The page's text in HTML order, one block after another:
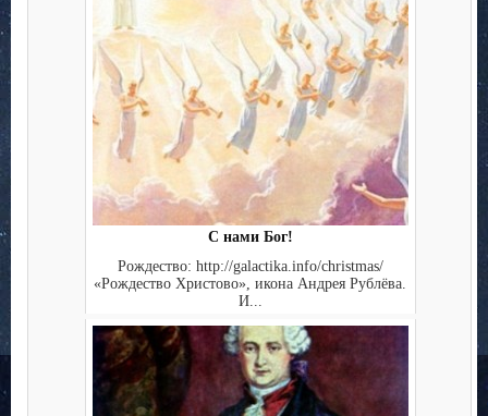
С нами Бог!
Рождество: http://galactika.info/christmas/
«Рождество Христово», икона Андрея Рублёва.
И...